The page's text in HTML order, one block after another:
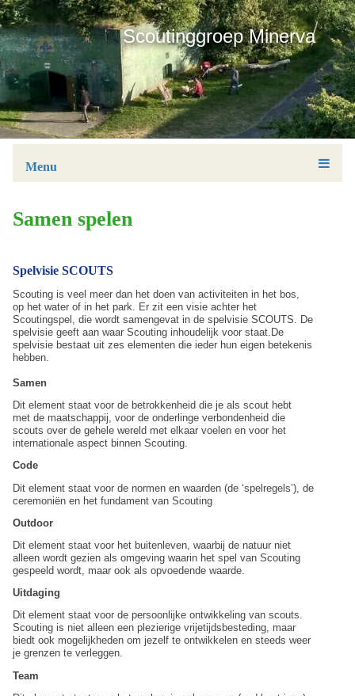
Scoutinggroep Minerva
Menu
Samen spelen
Spelvisie SCOUTS
Scouting is veel meer dan het doen van activiteiten in het bos,
op het water of in het park. Er zit een visie achter het
Scoutingspel, die wordt samengevat in de spelvisie SCOUTS. De
spelvisie geeft aan waar Scouting inhoudelijk voor staat.De
spelvisie bestaat uit zes elementen die ieder hun eigen betekenis
hebben.
Samen
Dit element staat voor de betrokkenheid die je als scout hebt
met de maatschappij, voor de onderlinge verbondenheid die
scouts over de gehele wereld met elkaar voelen en voor het
internationale aspect binnen Scouting.
Code
Dit element staat voor de normen en waarden (de ‘spelregels’), de
ceremoniën en het fundament van Scouting
Outdoor
Dit element staat voor het buitenleven, waarbij de natuur niet
alleen wordt gezien als omgeving waarin het spel van Scouting
gespeeld wordt, maar ook als opvoedende waarde.
Uitdaging
Dit element staat voor de persoonlijke ontwikkeling van scouts.
Scouting is niet alleen een plezierige vrijetijdsbesteding, maar
biedt ook mogelijkheden om jezelf te ontwikkelen en steeds weer
je grenzen te verleggen.
Team